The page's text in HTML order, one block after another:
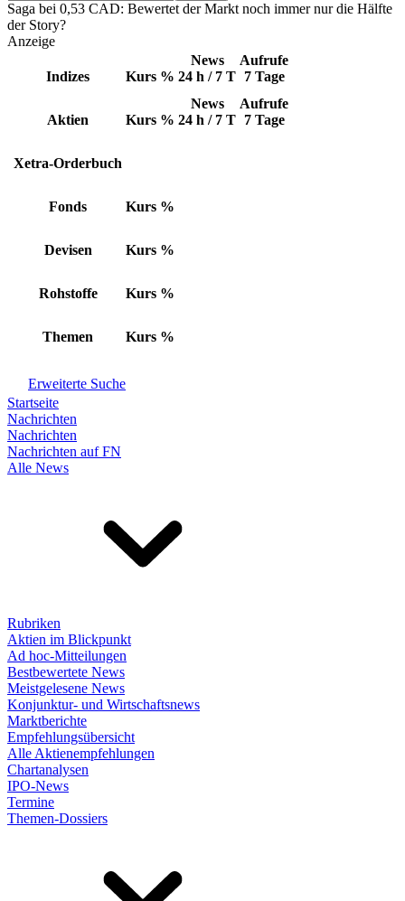
Saga bei 0,53 CAD: Bewertet der Markt noch immer nur die Hälfte
der Story?
Anzeige
Indizes Kurs %
News
24 h / 7 T
Aufrufe
7 Tage
Aktien Kurs %
News
24 h / 7 T
Aufrufe
7 Tage
Xetra-Orderbuch
Fonds Kurs %
Devisen Kurs %
Rohstoffe Kurs %
Themen Kurs %
Erweiterte Suche
Startseite
Nachrichten
Nachrichten
Nachrichten auf FN
Alle News
Rubriken
Aktien im Blickpunkt
Ad hoc-Mitteilungen
Bestbewertete News
Meistgelesene News
Konjunktur- und Wirtschaftsnews
Marktberichte
Empfehlungsübersicht
Alle Aktienempfehlungen
Chartanalysen
IPO-News
Termine
Themen-Dossiers